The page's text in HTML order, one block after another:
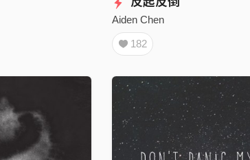
Aiden Chen
182